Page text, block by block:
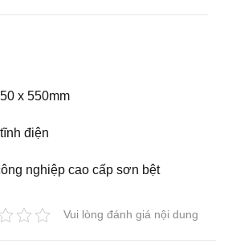
x 550mm
điện
nghiệp cao cấp sơn bệt
Vui lòng đánh giá nội dung